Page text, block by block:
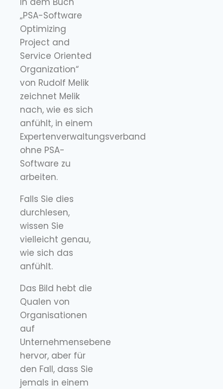
„PSA-Software
Optimizing
Project and
Service Oriented
Organization“
von Rudolf Melik
zeichnet Melik
nach, wie es sich
anfühlt, in einem
Expertenverwaltungsverband
ohne PSA-
Software zu
arbeiten.
Falls Sie dies
durchlesen,
wissen Sie
vielleicht genau,
wie sich das
anfühlt.
Das Bild hebt die
Qualen von
Organisationen
auf
Unternehmensebene
hervor, aber für
den Fall, dass Sie
jemals in einem